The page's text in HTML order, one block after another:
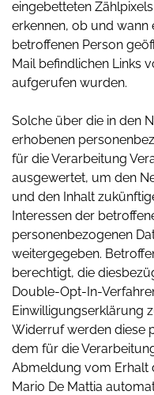
eingebetteten
erkennen, ob und wann
betroffenen Person
Mail befindlichen Links
aufgerufen wurden.
Solche über die in den
erhobenen
für die Verarbeitung
ausgewertet, um den
und den Inhalt
Interessen der
personenbezogenen
weitergegeben.
berechtigt, die
Double-Opt-In-
Einwilligungserklärung
Widerruf werden diese
dem für die
Abmeldung vom Erhalt
Mario De Mattia